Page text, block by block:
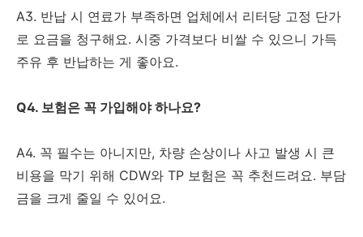
A3. 반납 시 연료가 부족하면 업체에서 리터당 고정 단가
로 요금을 청구해요. 시중 가격보다 비쌀 수 있으니 가득
주유 후 반납하는 게 좋아요.
Q4. 보험은 꼭 가입해야 하나요?
A4. 꼭 필수는 아니지만, 차량 손상이나 사고 발생 시 큰
비용을 막기 위해 CDW와 TP 보험은 꼭 추천드려요. 부담
금을 크게 줄일 수 있어요.